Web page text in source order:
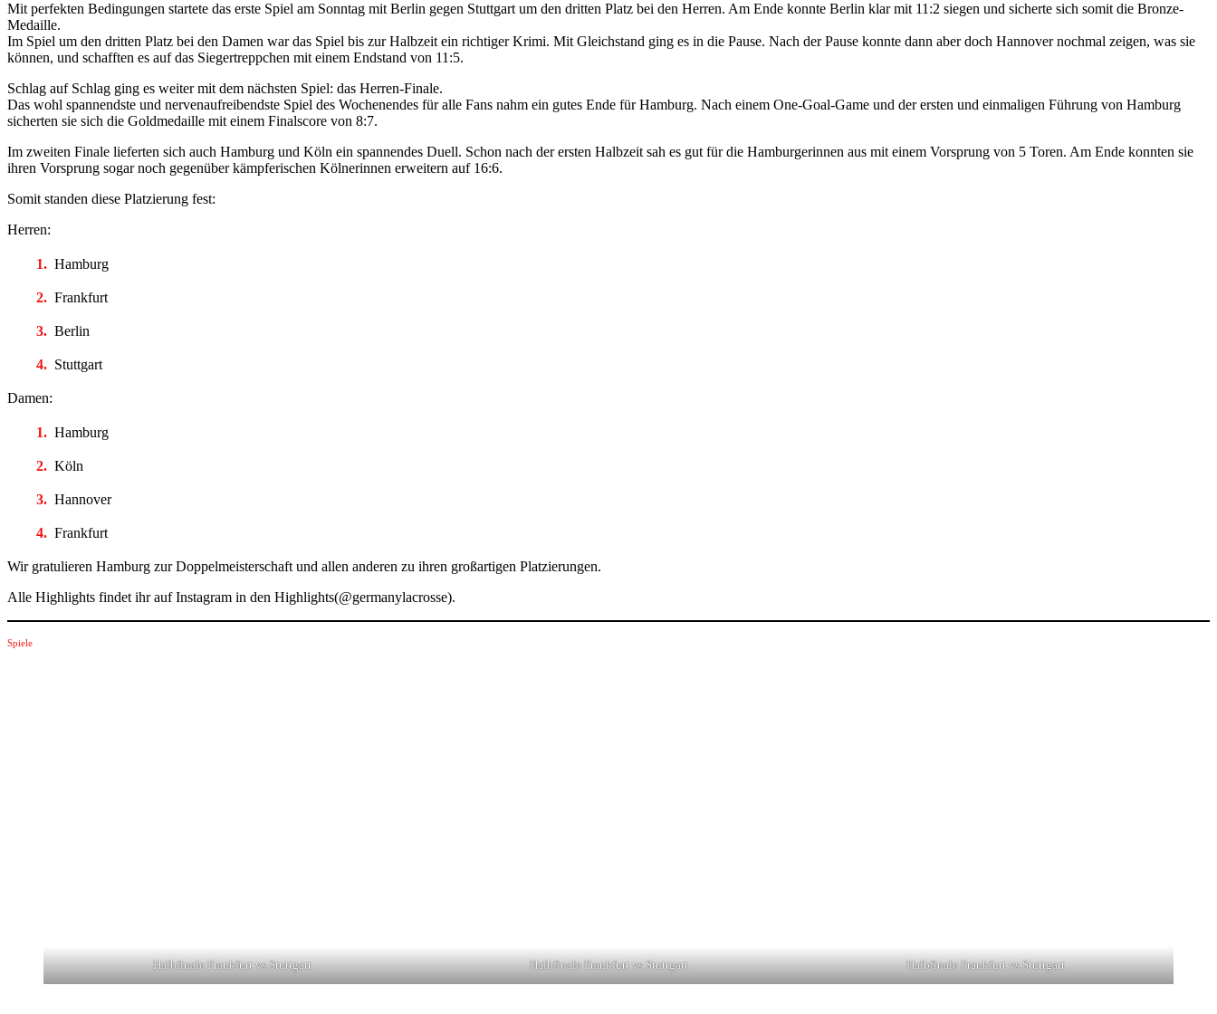
Mit perfekten Bedingungen startete das erste Spiel am Sonntag mit Berlin gegen Stuttgart um den dritten Platz bei den Herren. Am Ende konnte Berlin klar mit 11:2 siegen und sicherte sich somit die Bronze-
Medaille.
Im Spiel um den dritten Platz bei den Damen war das Spiel bis zur Halbzeit ein richtiger Krimi. Mit Gleichstand ging es in die Pause. Nach der Pause konnte dann aber doch Hannover nochmal zeigen, was sie
können, und schafften es auf das Siegertreppchen mit einem Endstand von 11:5.
Schlag auf Schlag ging es weiter mit dem nächsten Spiel: das Herren-Finale.
Das wohl spannendste und nervenaufreibendste Spiel des Wochenendes für alle Fans nahm ein gutes Ende für Hamburg. Nach einem One-Goal-Game und der ersten und einmaligen Führung von Hamburg
sicherten sie sich die Goldmedaille mit einem Finalscore von 8:7.
Im zweiten Finale lieferten sich auch Hamburg und Köln ein spannendes Duell. Schon nach der ersten Halbzeit sah es gut für die Hamburgerinnen aus mit einem Vorsprung von 5 Toren. Am Ende konnten sie
ihren Vorsprung sogar noch gegenüber kämpferischen Kölnerinnen erweitern auf 16:6.
Somit standen diese Platzierung fest:
Herren:
Hamburg
Frankfurt
Berlin
Stuttgart
Damen:
Hamburg
Köln
Hannover
Frankfurt
Wir gratulieren Hamburg zur Doppelmeisterschaft und allen anderen zu ihren großartigen Platzierungen.
Alle Highlights findet ihr auf Instagram in den Highlights(@germanylacrosse).
Spiele
Halbfinale Frankfurt vs Stuttgart Halbfinale Frankfurt vs Stuttgart Halbfinale Frankfurt vs Stuttgart